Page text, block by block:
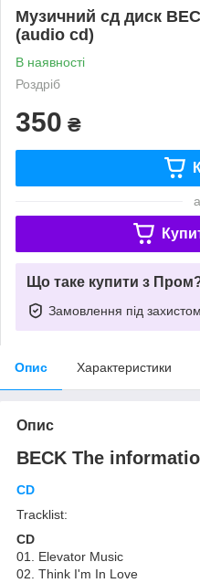
Музичний сд диск
(audio cd)
В наявності
Роздріб
350 ₴
Що таке купити з
Замовлення під захистом
Опис Характеристики
Опис
BECK The
CD
Tracklist:
CD
01. Elevator Music
02. Think I'm In Love